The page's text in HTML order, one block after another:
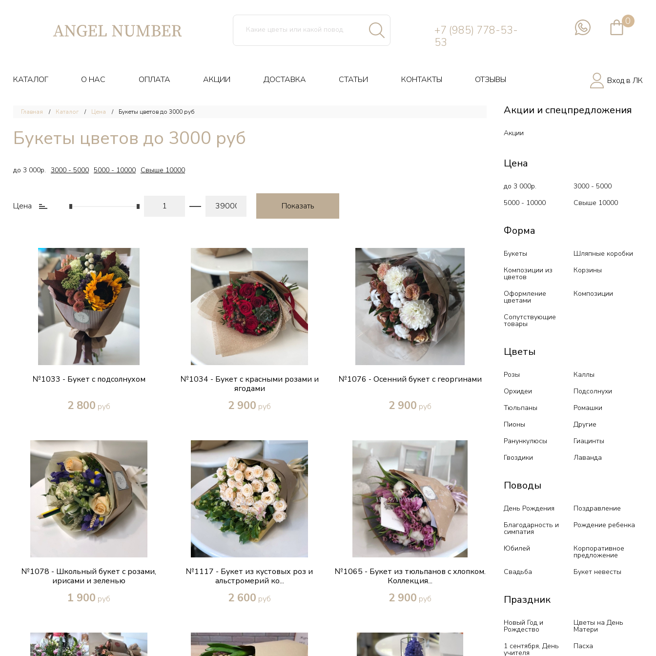
+7 (985) 778-53-
53
0
КАТАЛОГ О НАС ОПЛАТА АКЦИИ ДОСТАВКА СТАТЬИ КОНТАКТЫ ОТЗЫВЫ Вход в ЛК
Главная Каталог Цена Букеты цветов до 3000 руб
Букеты цветов до 3000 руб
до 3 000р. 3000 - 5000 5000 - 10000 Свыше 10000
Цена
№1033 - Букет с подсолнухом
2 800 руб
№1034 - Букет с красными розами и
ягодами
2 900 руб
№1076 - Осенний букет с георгинами
2 900 руб
№1078 - Школьный букет с розами,
ирисами и зеленью
1 900 руб
№1117 - Букет из кустовых роз и
альстромерий ко...
2 600 руб
№1065 - Букет из тюльпанов с хлопком.
Коллекция...
2 900 руб
Акции и спецпредложения
Акции
Цена
до 3 000р.
3000 - 5000
5000 - 10000
Свыше 10000
Форма
Букеты
Шляпные коробки
Композиции из
цветов
Корзины
Оформление
цветами
Композиции
Сопутствующие
товары
Цветы
Розы
Каллы
Орхидеи
Подсолнухи
Тюльпаны
Ромашки
Пионы
Другие
Ранункулюсы
Гиацинты
Гвоздики
Лаванда
Поводы
День Рождения
Поздравление
Благодарность и
симпатия
Рождение ребенка
Юбилей Корпоративное
предложение
Свадьба
Букет невесты
Праздник
Новый Год и
Рождество
Цветы на День
Матери
1 сентября, День
учителя
Пасха